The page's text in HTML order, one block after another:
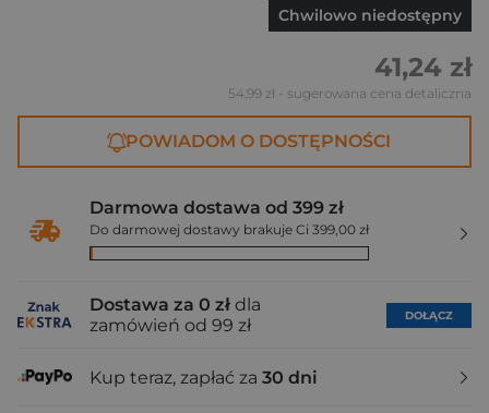
Chwilowo niedostępny
41,24 zł
54,99 zł - sugerowana cena detaliczna
POWIADOM O DOSTĘPNOŚCI
Darmowa dostawa od 399 zł
Do darmowej dostawy brakuje Ci 399,00 zł
Dostawa za 0 zł dla
zamówień od 99 zł
DOŁĄCZ
Kup teraz, zapłać za 30 dni